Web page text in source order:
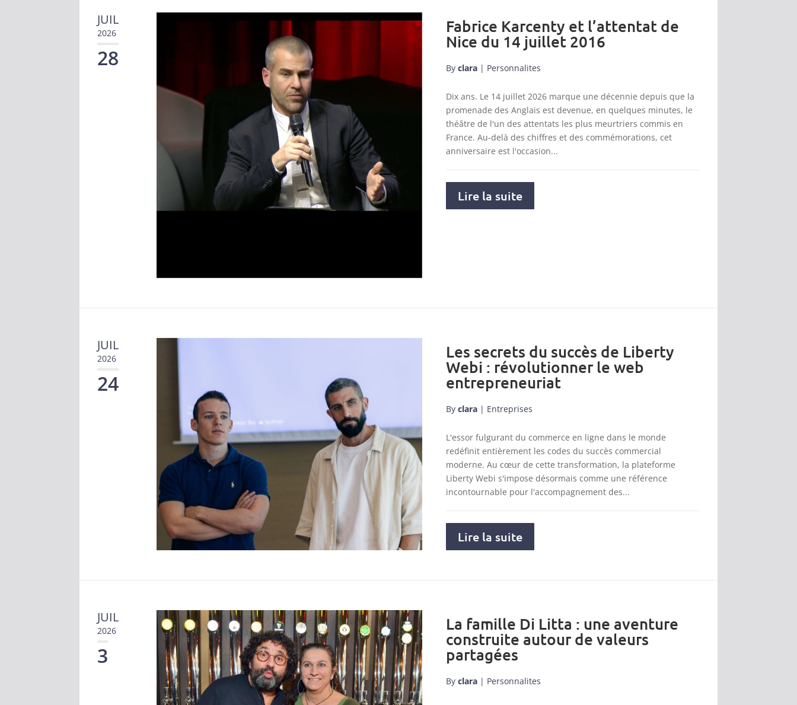
JUIL
2026
28
Fabrice Karcenty et l’attentat de
Nice du 14 juillet 2016
By clara | Personnalites
Dix ans. Le 14 juillet 2026 marque une décennie depuis que la
promenade des Anglais est devenue, en quelques minutes, le
théâtre de l'un des attentats les plus meurtriers commis en
France. Au-delà des chiffres et des commémorations, cet
anniversaire est l'occasion...
Lire la suite
JUIL
2026
24
Les secrets du succès de Liberty
Webi : révolutionner le web
entrepreneuriat
By clara | Entreprises
L'essor fulgurant du commerce en ligne dans le monde
redéfinit entièrement les codes du succès commercial
moderne. Au cœur de cette transformation, la plateforme
Liberty Webi s'impose désormais comme une référence
incontournable pour l'accompagnement des...
Lire la suite
JUIL
2026
3
La famille Di Litta : une aventure
construite autour de valeurs
partagées
By clara | Personnalites